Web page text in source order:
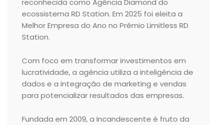
reconhecida como Agência Diamond do
ecossistema RD Station. Em 2025 foi eleita a
Melhor Empresa do Ano no Prêmio Limitless RD
Station.
Com foco em transformar investimentos em
lucratividade, a agência utiliza a inteligência de
dados e a integração de marketing e vendas
para potencializar resultados das empresas.
Fundada em 2009, a Incandescente é fruto da